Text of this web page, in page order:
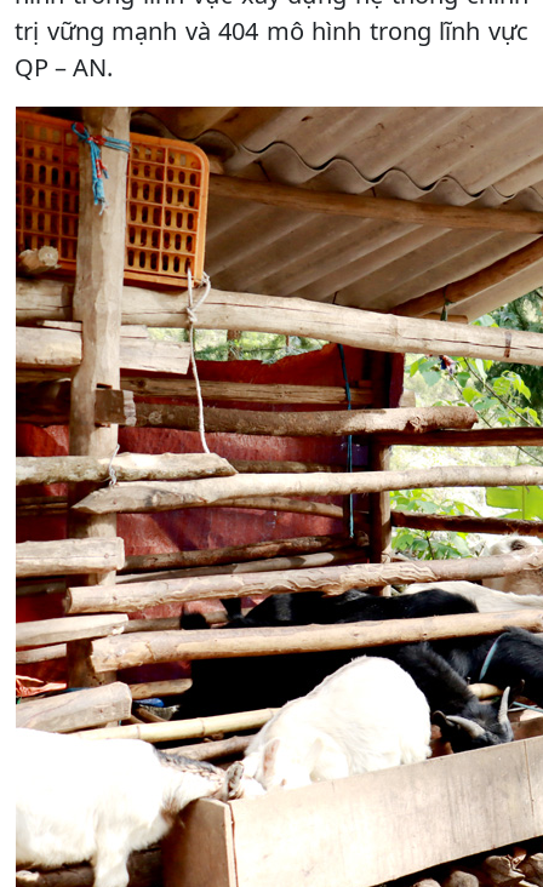
trị vững mạnh và 404 mô hình trong lĩnh vực
QP – AN.